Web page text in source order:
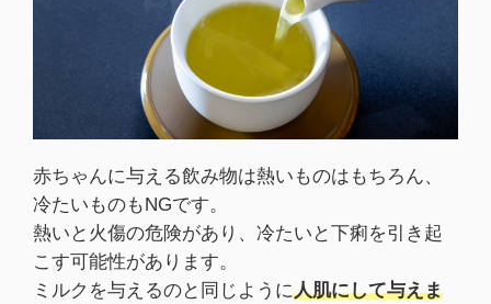
赤ちゃんに与える飲み物は熱いものはもちろん、
冷たいものもNGです。
熱いと火傷の危険があり、冷たいと下痢を引き起
こす可能性があります。
ミルクを与えるのと同じように人肌にして与えま